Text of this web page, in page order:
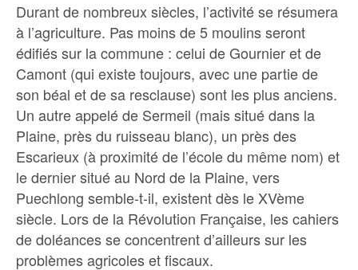
Durant de nombreux siècles, l’activité se résumera
à l’agriculture. Pas moins de 5 moulins seront
édifiés sur la commune : celui de Gournier et de
Camont (qui existe toujours, avec une partie de
son béal et de sa resclause) sont les plus anciens.
Un autre appelé de Sermeil (mais situé dans la
Plaine, près du ruisseau blanc), un près des
Escarieux (à proximité de l’école du même nom) et
le dernier situé au Nord de la Plaine, vers
Puechlong semble-t-il, existent dès le XVème
siècle. Lors de la Révolution Française, les cahiers
de doléances se concentrent d’ailleurs sur les
problèmes agricoles et fiscaux.